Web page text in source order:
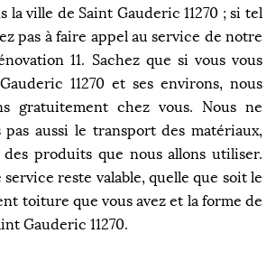
la ville de Saint Gauderic 11270 ; si tel
pas à faire appel au service de notre
11. Sachez que si vous vous
11270 et ses environs, nous
gratuitement chez vous. Nous ne
pas aussi le transport des matériaux,
produits que nous allons utiliser.
reste valable, quelle que soit le
toiture que vous avez et la forme de
Gauderic 11270.